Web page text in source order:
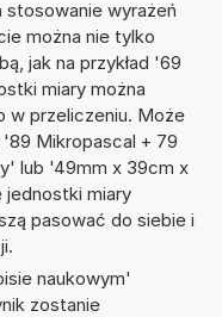
stosowanie wyrażeń
można nie tylko
jak na przykład '69
miary można
w przeliczeniu. Może
'89 Mikropascal + 79
lub '49mm x 39cm x
miary
pasować do siebie i
naukowym'
zostanie